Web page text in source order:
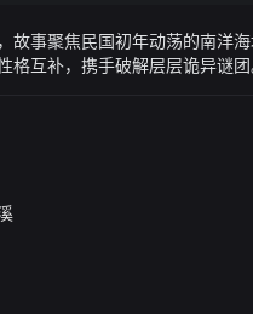
事聚焦民国初年动荡的南洋
互补，携手破解层层诡异谜
所有谜团最终都指向失踪已久
的隐秘往事。